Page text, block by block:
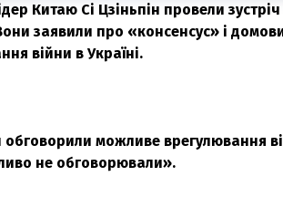
Китаю Сі Цзіньпін провели зустріч
заявили про «консенсус» і
війни в Україні.
обговорили можливе врегулювання
не обговорювали».